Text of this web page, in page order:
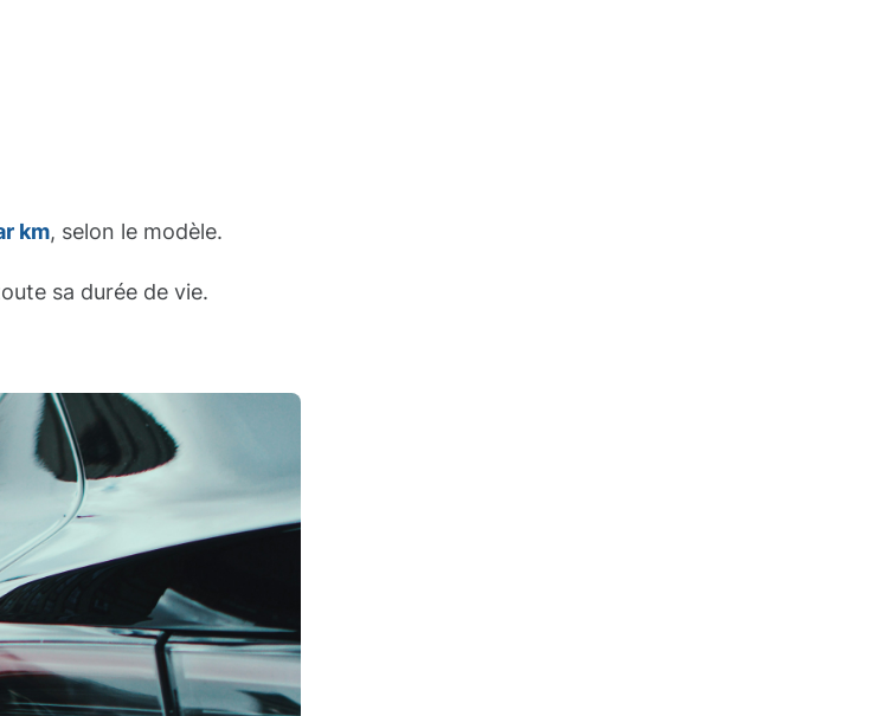
km, selon le modèle.
sa durée de vie.